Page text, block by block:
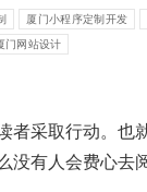
厦门小程序定制开发
门网站设计
者采取行动。也
有人会费心去